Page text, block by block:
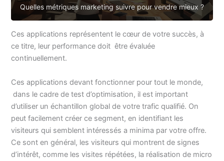
Quelles métriques marketing suivre pour vendre mieux ?
Ces applications représentent le cœur de votre succès, à
ce titre, leur performance doit être évaluée
continuellement.
Ces applications devant fonctionner pour tout le monde,
dans le cadre de test d’optimisation, il est important
d’utiliser un échantillon global de votre trafic qualifié. On
peut facilement créer ce segment, en identifiant les
visiteurs qui semblent intéressés a minima par votre offre.
Ce sont en général, les visiteurs qui montrent de signes
d’intérêt, comme les visites répétées, la réalisation de micro